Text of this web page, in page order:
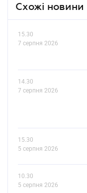
Схожі новини
15.30
7 серпня 2026
14.30
7 серпня 2026
15.30
5 серпня 2026
10.30
5 серпня 2026